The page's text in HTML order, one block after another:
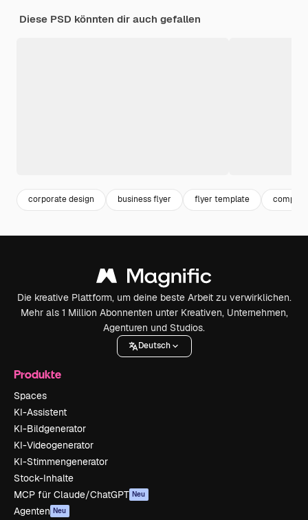
Diese PSD könnten dir auch gefallen
corporate design business flyer flyer template
Die kreative Plattform, um deine beste Arbeit zu verwirklichen.
Mehr als 1 Million Abonnenten unter Kreativen, Unternehmen,
Agenturen und Studios.
Deutsch
Produkte
Spaces
KI-Assistent
KI-Bildgenerator
KI-Videogenerator
KI-Stimmengenerator
Stock-Inhalte
MCP für Claude/ChatGPT Neu
Agenten Neu